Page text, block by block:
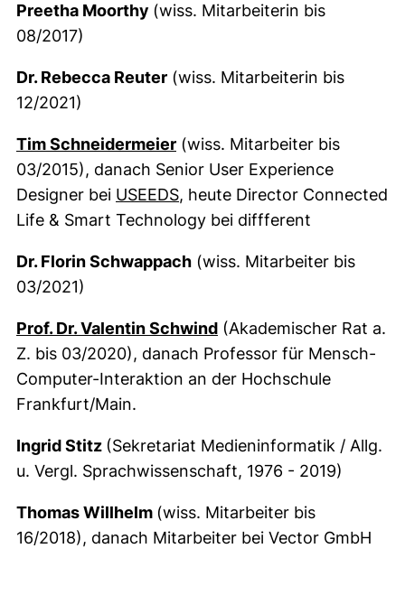
Preetha Moorthy (wiss. Mitarbeiterin bis
08/2017)
Dr. Rebecca Reuter (wiss. Mitarbeiterin bis
12/2021)
Tim Schneidermeier(externer Link, öffnet neues
(wiss. Mitarbeiter bis
03/2015), danach Senior User Experience
Designer bei USEEDS(externer Link, öffnet neues
, heute Director Connected
Life & Smart Technology bei diffferent
Dr. Florin Schwappach (wiss. Mitarbeiter bis
03/2021)
Prof. Dr. Valentin Schwind(externer Link, öffnet
(Akademischer Rat a.
Z. bis 03/2020), danach Professor für Mensch-
Computer-Interaktion an der Hochschule
Frankfurt/Main.
Ingrid Stitz (Sekretariat Medieninformatik / Allg.
u. Vergl. Sprachwissenschaft, 1976 - 2019)
Thomas Willhelm (wiss. Mitarbeiter bis
16/2018), danach Mitarbeiter bei Vector GmbH